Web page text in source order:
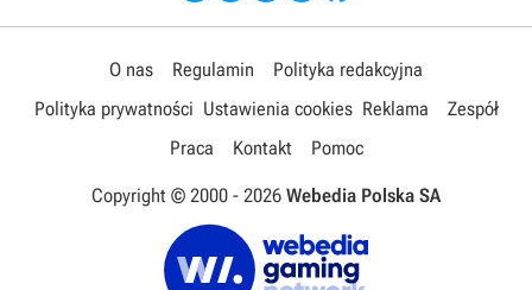
O nas Regulamin
Polityka redakcyjna
Polityka prywatności Ustawienia cookies Reklama
Zespół
Praca
Kontakt Pomoc
Copyright © 2000 - 2026 Webedia Polska SA